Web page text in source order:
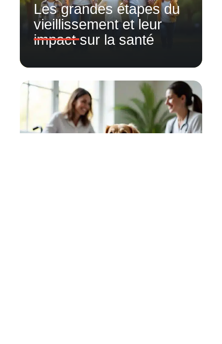
Les grandes étapes du
vieillissement et leur
impact sur la santé